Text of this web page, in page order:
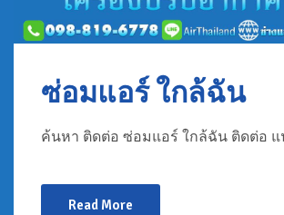
ซ่อมแอร์ ใกล้ฉัน
ค้นหา ติดต่อ ซ่อมแอร์ ใกล้ฉัน ติดต่อ แ
Read More